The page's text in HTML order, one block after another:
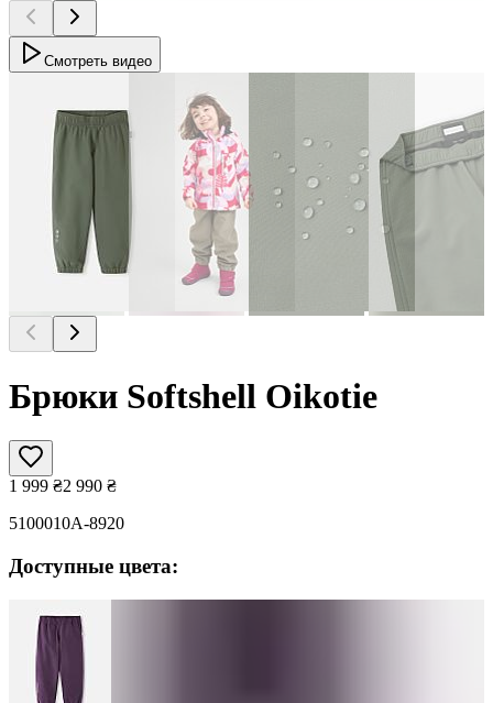
Смотреть видео
Брюки Softshell Oikotie
1 999 ₴2 990 ₴
5100010A-8920
Доступные цвета: